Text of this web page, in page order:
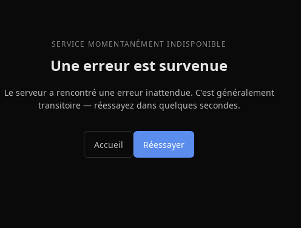
SERVICE MOMENTANÉMENT INDISPONIBLE
Une erreur est survenue
Le serveur a rencontré une erreur inattendue. C'est généralement
transitoire — réessayez dans quelques secondes.
Accueil Réessayer